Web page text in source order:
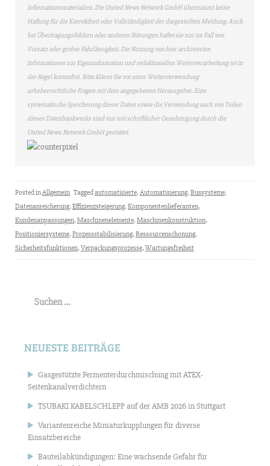
Informationsmaterialien. Die United News Network GmbH übernimmt keine
Haftung für die Korrektheit oder Vollständigkeit der dargestellten Meldung. Auch
bei Übertragungsfehlern oder anderen Störungen haftet sie nur im Fall von
Vorsatz oder grober Fahrlässigkeit. Die Nutzung von hier archivierten
Informationen zur Eigeninformation und redaktionellen Weiterverarbeitung ist in
der Regel kostenfrei. Bitte klären Sie vor einer Weiterverwendung
urheberrechtliche Fragen mit dem angegebenen Herausgeber. Eine
systematische Speicherung dieser Daten sowie die Verwendung auch von Teilen
dieses Datenbankwerks sind nur mit schriftlicher Genehmigung durch die
United News Network GmbH gestattet.
Posted inAllgemein Taggedautomatisierte,Automatisierung,Bussysteme,
Datenanreicherung,Effizienzsteigerung,Komponentenlieferanten,
Kundenanpassungen,Maschinenelemente,Maschinenkonstruktion,
Positioniersysteme,Prozessstabilisierung,Ressourcenschonung,
Sicherheitsfunktionen,Verpackungsprozesse,Wartungsfreiheit
nach:
NEUESTE BEITRÄGE
Gasgestützte Fermenterdurchmischung mit ATEX-
Seitenkanalverdichtern
TSUBAKI KABELSCHLEPP auf der AMB 2026 in Stuttgart
Variantenreiche Miniaturkupplungen für diverse
Einsatzbereiche
Bauteilabkündigungen: Eine wachsende Gefahr für